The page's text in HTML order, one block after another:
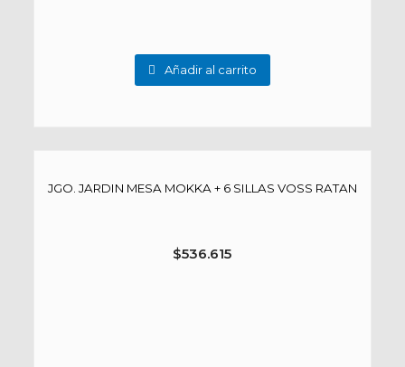
Añadir al carrito
JGO. JARDIN MESA MOKKA + 6 SILLAS VOSS RATAN
$536.615